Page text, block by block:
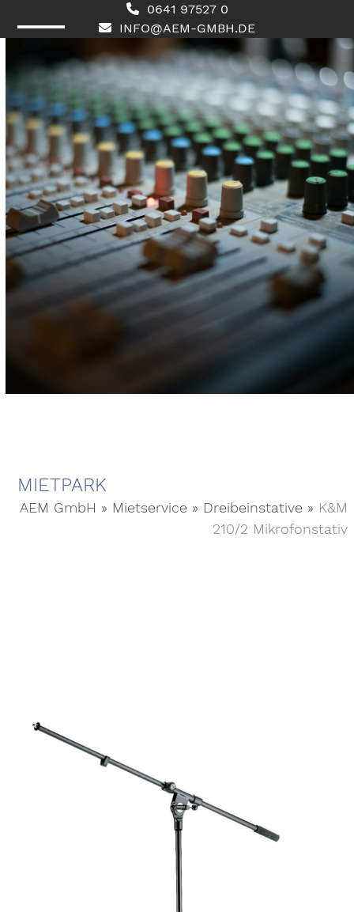
0641 97527 0
INFO@AEM-GMBH.DE
mobile
menu
mobile
menu
MIETPARK
AEM GmbH » Mietservice » Dreibeinstative » K&M
210/2 Mikrofonstativ